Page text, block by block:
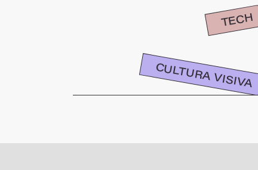
TECH
CULTURA VISIVA